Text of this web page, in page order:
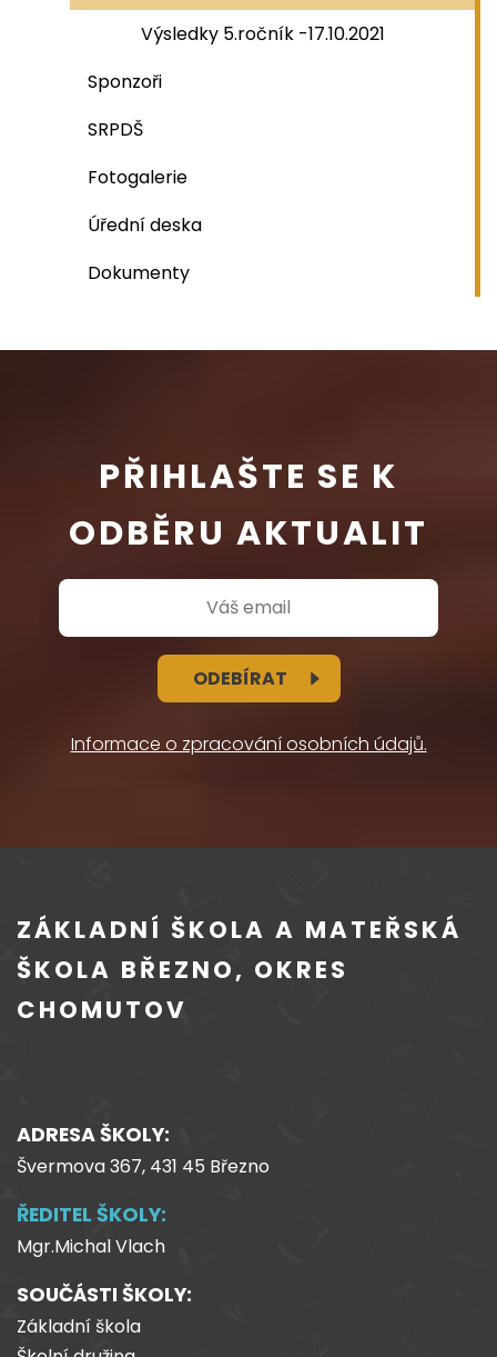
Výsledky 5.ročník -17.10.2021
Sponzoři
SRPDŠ
Fotogalerie
Úřední deska
Dokumenty
PŘIHLAŠTE SE K
ODBĚRU AKTUALIT
ODEBÍRAT
Informace o zpracování osobních údajů.
ZÁKLADNÍ ŠKOLA A MATEŘSKÁ
ŠKOLA BŘEZNO, OKRES
CHOMUTOV
ADRESA ŠKOLY:
Švermova 367, 431 45 Březno
ŘEDITEL ŠKOLY:
Mgr.Michal Vlach
SOUČÁSTI ŠKOLY:
Základní škola